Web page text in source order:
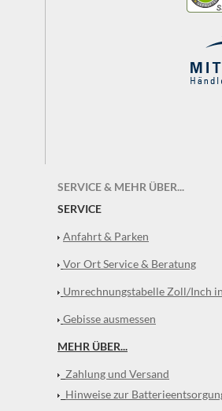
SERVICE & MEHR ÜBER...
SERVICE
Anfahrt & Parken
Vor Ort Service & Beratung
Umrechnungstabelle Zoll/Inch
Gebisse ausmessen
MEHR ÜBER...
Zahlung und Versand
Hinweise zur